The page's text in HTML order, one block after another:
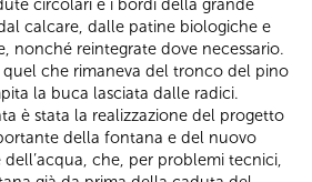
circolari e i bordi della grande
calcare, dalle patine biologiche e
nonché reintegrate dove necessario.
che rimaneva del tronco del pino
la buca lasciata dalle radici.
è stata la realizzazione del progetto
della fontana e del nuovo
che, per problemi tecnici,